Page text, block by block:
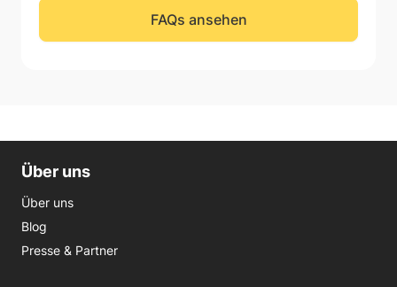
FAQs ansehen
Über uns
Über uns
Blog
Presse & Partner